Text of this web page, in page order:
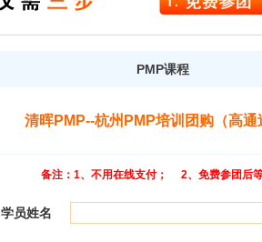
PMP课程
清晖PMP--杭州PMP培训团购（高通
备注：1、不用在线支付； 2、免费参团后等
学员姓名